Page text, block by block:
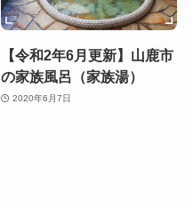
【令和2年6月更新】山鹿市
の家族風呂（家族湯）
2020年6月7日